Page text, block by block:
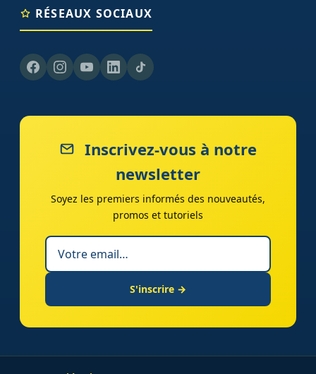
RÉSEAUX SOCIAUX
Inscrivez-vous à notre
newsletter
Soyez les premiers informés des nouveautés,
promos et tutoriels
S'inscrire →